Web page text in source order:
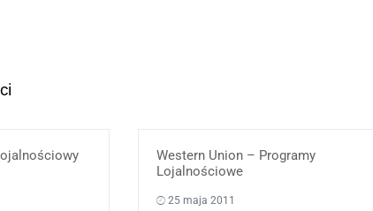
Western Union – Programy
Lojalnościowe
25 maja 2011